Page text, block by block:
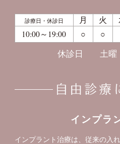
診療日・休診日 月 火
10:00～19:00
○ ○
休診日 土曜
インプラ
インプラント治療は、従来の入